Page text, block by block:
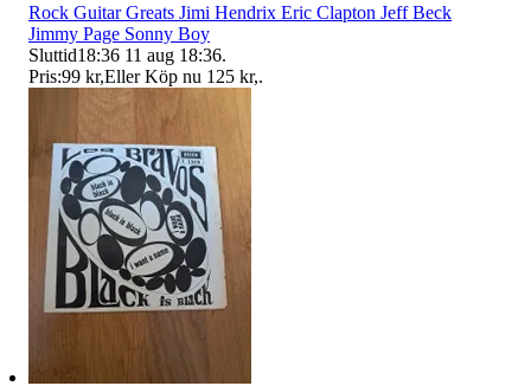
Rock Guitar Greats Jimi Hendrix Eric Clapton Jeff Beck
Jimmy Page Sonny Boy
Sluttid18:36 11 aug 18:36.
Pris:99 kr,Eller Köp nu 125 kr,.